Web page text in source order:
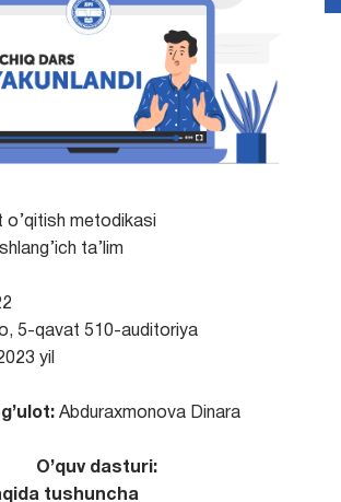
o’qitish metodikasi
ta’lim
5-qavat 510-auditoriya
yil
Abduraxmonova Dinara
O’quv dasturi:
tushuncha